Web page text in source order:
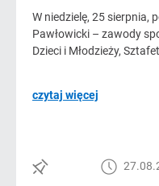
W niedzielę, 25 sierpnia,
Pawłowicki – zawody
Dzieci i Młodzieży,
czytaj więcej